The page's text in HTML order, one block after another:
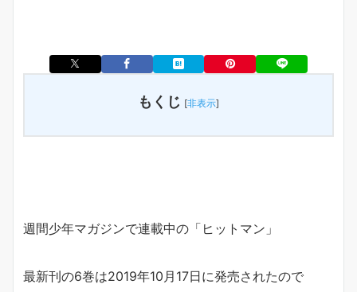
もくじ [非表示]
週間少年マガジンで連載中の「ヒットマン」
最新刊の6巻は2019年10月17日に発売されたので